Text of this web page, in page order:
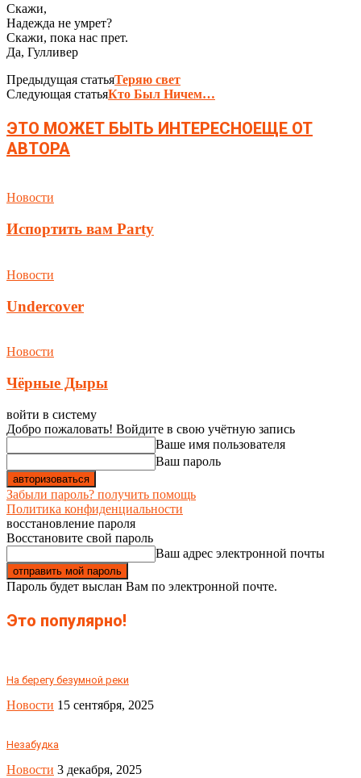
Скажи,
Надежда не умрет?
Скажи, пока нас прет.
Да, Гулливер
Предыдущая статьяТеряю свет
Следующая статьяКто Был Ничем…
ЭТО МОЖЕТ БЫТЬ ИНТЕРЕСНОЕЩЕ ОТ
АВТОРА
Новости
Испортить вам Party
Новости
Undercover
Новости
Чёрные Дыры
войти в систему
Добро пожаловать! Войдите в свою учётную запись
Ваше имя пользователя
Ваш пароль
Забыли пароль? получить помощь
Политика конфиденциальности
восстановление пароля
Восстановите свой пароль
Ваш адрес электронной почты
Пароль будет выслан Вам по электронной почте.
Это популярно!
На берегу безумной реки
Новости 15 сентября, 2025
Незабудка
Новости 3 декабря, 2025